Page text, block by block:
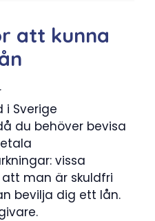
att kunna
i Sverige
du behöver bevisa
vissa
man är skuldfri
bevilja dig ett lån.